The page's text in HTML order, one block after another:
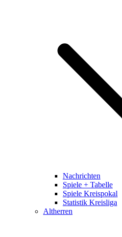
Nachrichten
Spiele + Tabelle
Spiele Kreispokal
Statistik Kreisliga
Altherren